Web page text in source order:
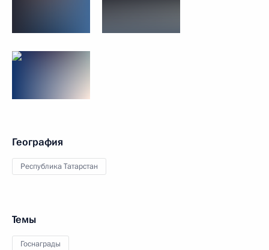
География
Республика Татарстан
Темы
Госнаграды